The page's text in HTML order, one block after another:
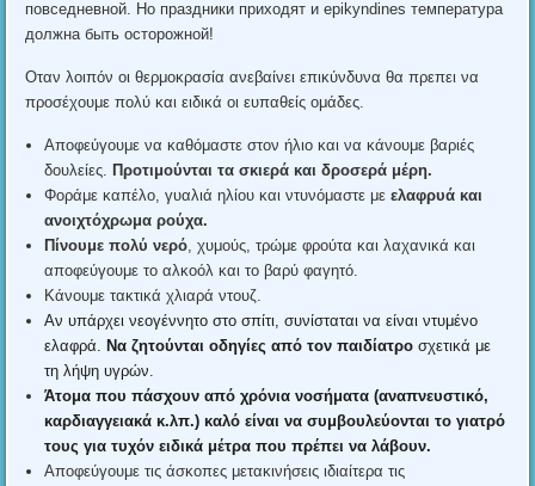
повседневной. Но праздники приходят и epikyndines температура
должна быть осторожной!
Οταν λοιπόν οι θερμοκρασία ανεβαίνει επικύνδυνα θα πρεπει να
προσέχουμε πολύ και ειδικά οι ευπαθείς ομάδες.
Αποφεύγουμε να καθόμαστε στον ήλιο και να κάνουμε βαριές
δουλείες. Προτιμούνται τα σκιερά και δροσερά μέρη.
Φοράμε καπέλο,γυαλιά ηλίου και ντυνόμαστε με ελαφρυά και
ανοιχτόχρωμα ρούχα.
Πίνουμε πολύ νερό,χυμούς,τρώμε φρούτα και λαχανικά και
αποφεύγουμε το αλκοόλ και το βαρύ φαγητό.
Κάνουμε τακτικά χλιαρά ντουζ.
Αν υπάρχει νεογέννητο στο σπίτι,συνίσταται να είναι ντυμένο
ελαφρά. Να ζητούνται οδηγίες από τον παιδίατρο σχετικά με
τη λήψη υγρών.
Άτομα που πάσχουν από χρόνια νοσήματα (αναπνευστικό,
καρδιαγγειακά κ.λπ.) καλό είναι να συμβουλεύονται το γιατρό
τους για τυχόν ειδικά μέτρα που πρέπει να λάβουν.
Αποφεύγουμε τις άσκοπες μετακινήσεις ιδιαίτερα τις